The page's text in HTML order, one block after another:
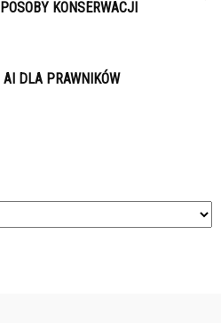
KONSERWACJI
DLA PRAWNIKÓW